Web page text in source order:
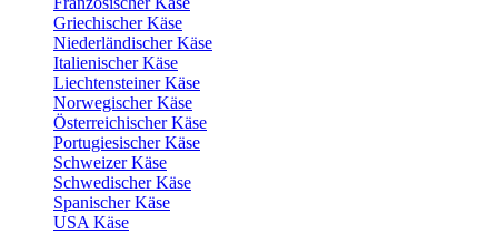
Griechischer Käse
Niederländischer Käse
Italienischer Käse
Liechtensteiner Käse
Norwegischer Käse
Österreichischer Käse
Portugiesischer Käse
Schweizer Käse
Schwedischer Käse
Spanischer Käse
USA Käse